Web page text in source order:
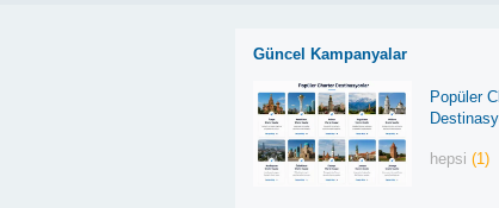
Güncel Kampanyalar
Popüler
hepsi(1)